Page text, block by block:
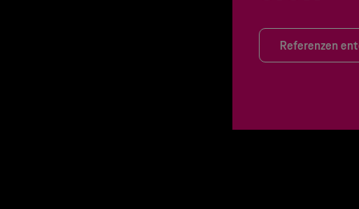
Referenzen